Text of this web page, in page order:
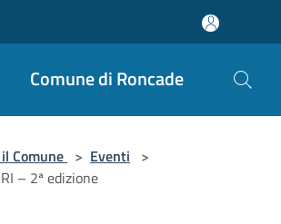
Comune di Roncade
Comune > Eventi >
– 2ª edizione